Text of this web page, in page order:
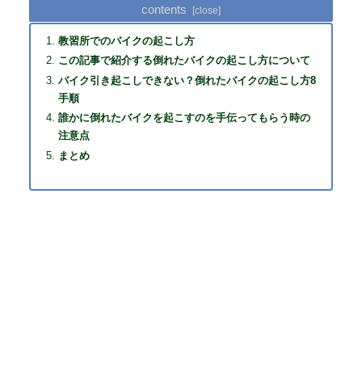
contents
教習所でのバイクの起こし方
この記事で紹介する倒れたバイクの起こし方について
バイク引き起こしできない？倒れたバイクの起こし方8
手順
誰かに倒れたバイクを起こすのを手伝ってもらう時の
注意点
まとめ